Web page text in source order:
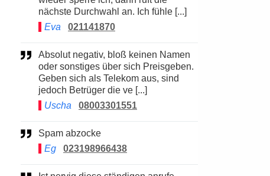
nächste Durchwahl an. Ich fühle [...]
Eva
021141870
Absolut negativ, bloß keinen Namen
oder sonstiges über sich Preisgeben.
Geben sich als Telekom aus, sind
jedoch Betrüger die ve [...]
Uscha
08003301551
Spam abzocke
Eg
023198966438